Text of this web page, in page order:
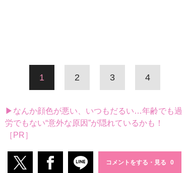
1 2 3 4
▶なんか顔色が悪い、いつもだるい…年齢でも過
労でもない“意外な原因”が隠れているかも！
［PR］
コメントをする・見る